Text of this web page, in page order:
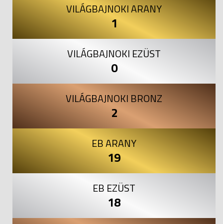
VILÁGBAJNOKI ARANY
1
VILÁGBAJNOKI EZÜST
0
VILÁGBAJNOKI BRONZ
2
EB ARANY
19
EB EZÜST
18